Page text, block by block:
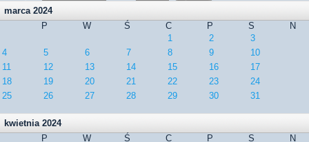
marca 2024
P
W Ś C P S
N
1
2
3
4
5 6 7 8 9
10
11
12 13 14 15 16
17
18
19 20 21 22 23
24
25
26 27 28 29 30 31
kwietnia 2024
P
W Ś C P S N